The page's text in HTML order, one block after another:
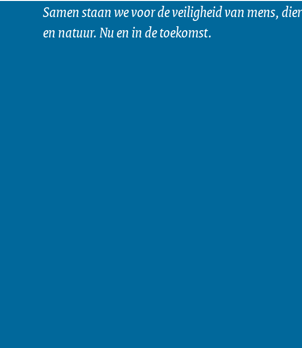
Samen staan we voor de veiligheid van mens, dier
en natuur. Nu en in de toekomst.